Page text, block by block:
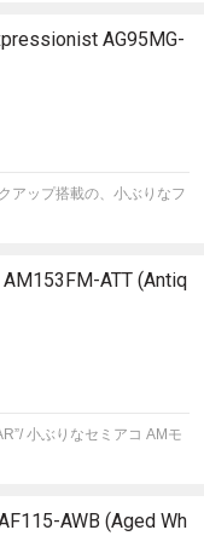
AG95MG-
アップ搭載の、小ぶりなフ
AM153FM-ATT (Antiq
小ぶりなセミアコ AMモ
AWB (Aged Wh